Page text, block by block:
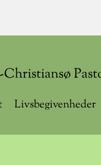
Livsbegivenheder